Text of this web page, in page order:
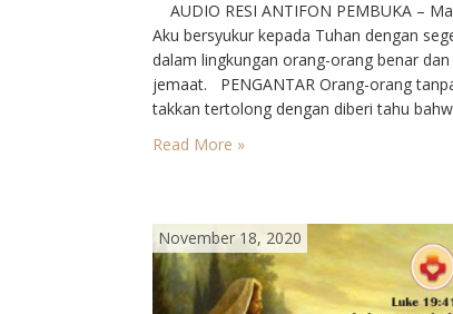
AUDIO RESI ANTIFON PEMBUKA –
Aku bersyukur kepada Tuhan dengan
dalam lingkungan orang-orang benar
jemaat.⁣ PENGANTAR⁣ Orang-orang
takkan tertolong dengan diberi tahu
akan memecahkan persoalannya. Maka
seakan-akan mengikuti mereka. Karena
daripada…
Read More »
November 18, 2020